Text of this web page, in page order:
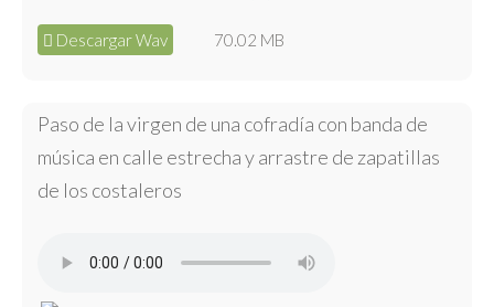
Descargar Wav 70.02 MB
Paso de la virgen de una cofradía con banda de
música en calle estrecha y arrastre de zapatillas
de los costaleros